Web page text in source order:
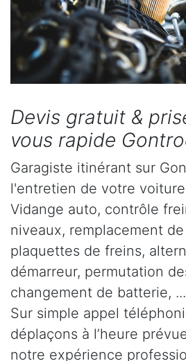
Devis gratuit &
vous rapide
Garagiste itinérant sur
l'entretien de votre
Vidange auto, contrôle
niveaux, remplacement
plaquettes de freins,
démarreur, permutation
changement de batterie, ...
Sur simple appel
déplaçons à l’heure
notre expérience